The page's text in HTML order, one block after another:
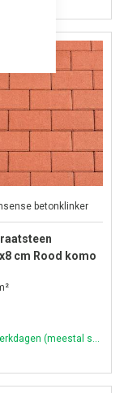
betonklinker
cm Rood komo